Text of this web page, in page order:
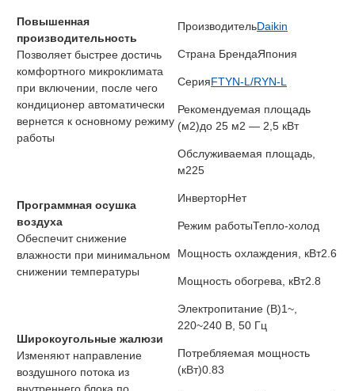
Повышенная
производительность
Позволяет быстрее достичь
комфортного микроклимата
при включении, после чего
кондиционер автоматически
вернется к основному режиму
работы
Программная осушка
воздуха
Обеспечит снижение
влажности при минимальном
снижении температуры
Широкоугольные жалюзи
Изменяют направление
воздушного потока из
ПроизводительDaikin
Страна БрендаЯпония
СерияFTYN-L/RYN-L
Рекомендуемая площадь
(м2)до 25 м2 — 2,5 кВт
Обслуживаемая площадь,
м225
ИнверторНет
Режим работыТепло-холод
Мощность охлаждения, кВт2.6
Мощность обогрева, кВт2.8
Электропитание (В)1~,
220~240 В, 50 Гц
Потребляемая мощность
(кВт)0.83